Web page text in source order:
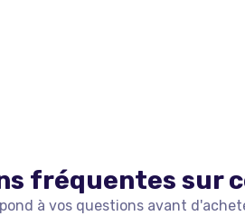
fréquentes sur
à vos questions avant